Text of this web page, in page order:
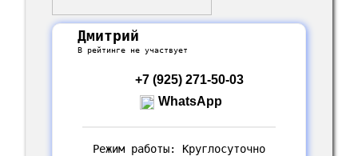
Дмитрий
В рейтинге не участвует
+7 (925) 271-50-03
WhatsApp
Режим работы: Круглосуточно